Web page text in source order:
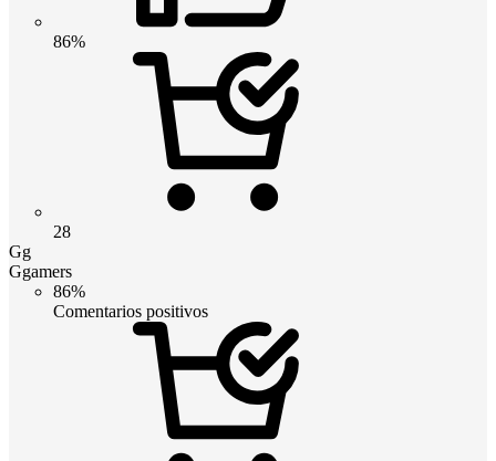
86%
28
Gg
Ggamers
86%
Comentarios positivos